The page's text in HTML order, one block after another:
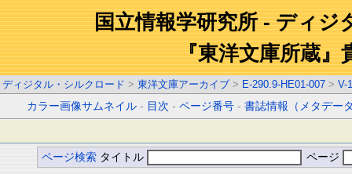
国立情報学研究所 - ディジ
『東洋文庫所蔵』
ディジタル・シルクロード > 東洋文庫アーカイブ > E-290.9-HE01-007 > V-1
カラー画像サムネイル - 目次 -ページ番号 -書誌情報（メタデー
ページ検索 タイトル ページ